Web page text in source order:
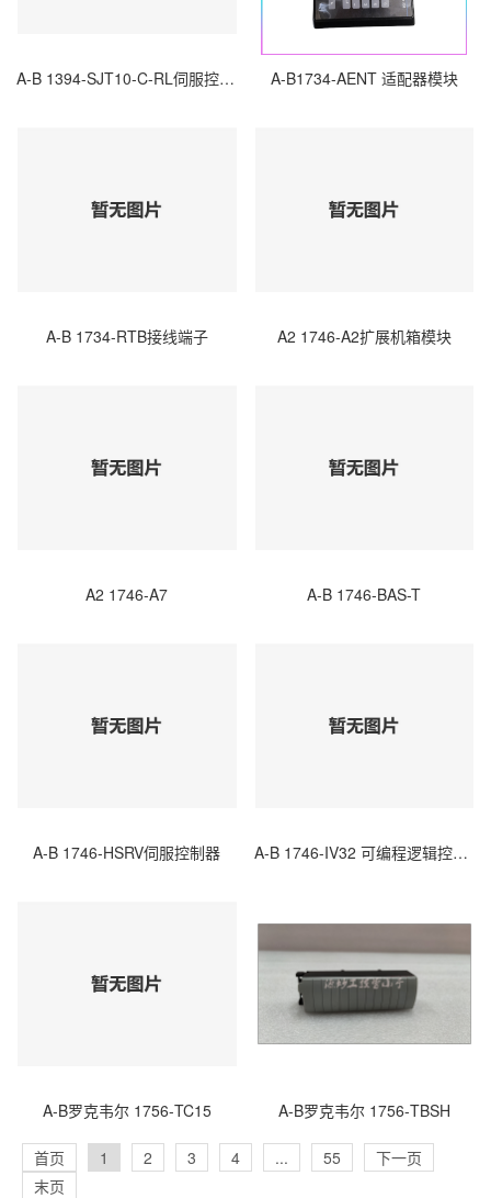
A-B 1394-SJT10-C-RL伺服控制器 A-B1734-AENT 适配器模块
A-B 1734-RTB接线端子 A2 1746-A2扩展机箱模块
A2 1746-A7 A-B 1746-BAS-T
A-B 1746-HSRV伺服控制器 A-B 1746-IV32 可编程逻辑控制器
A-B罗克韦尔 1756-TC15 A-B罗克韦尔 1756-TBSH
首页 1 2 3 4 ... 55
下一页
末页